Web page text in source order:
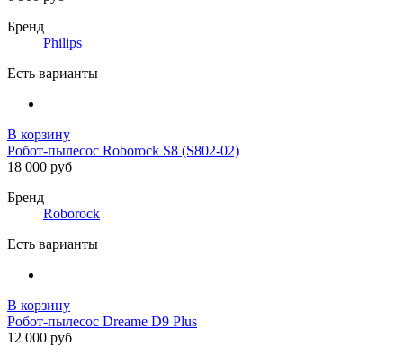
Бренд
Philips
Есть варианты
В корзину
Робот-пылесос Roborock S8 (S802-02)
18 000 руб
Бренд
Roborock
Есть варианты
В корзину
Робот-пылесос Dreame D9 Plus
12 000 руб